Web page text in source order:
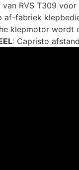
van RVS T309
af-fabriek
klepmotor wordt
: Capristo